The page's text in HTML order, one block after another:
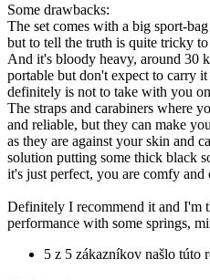
Some drawbacks:
The set comes with a big sport-
but to tell the truth is quite tricky
And it's bloody heavy, around 30
portable but don't expect to carry
definitely is not to take with you
The straps and carabiners where
and reliable, but they can make
as they are against your skin and
solution putting some thick black
it's just perfect, you are comfy and
Definitely I recommend it and I'm
performance with some springs,
5 z 5 zákazníkov našlo túto